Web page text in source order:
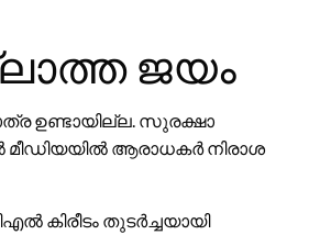
ജയം
ഉണ്ടായില്ല. സുരക്ഷാ
ആരാധകർ നിരാശ
തുടർച്ചയായി